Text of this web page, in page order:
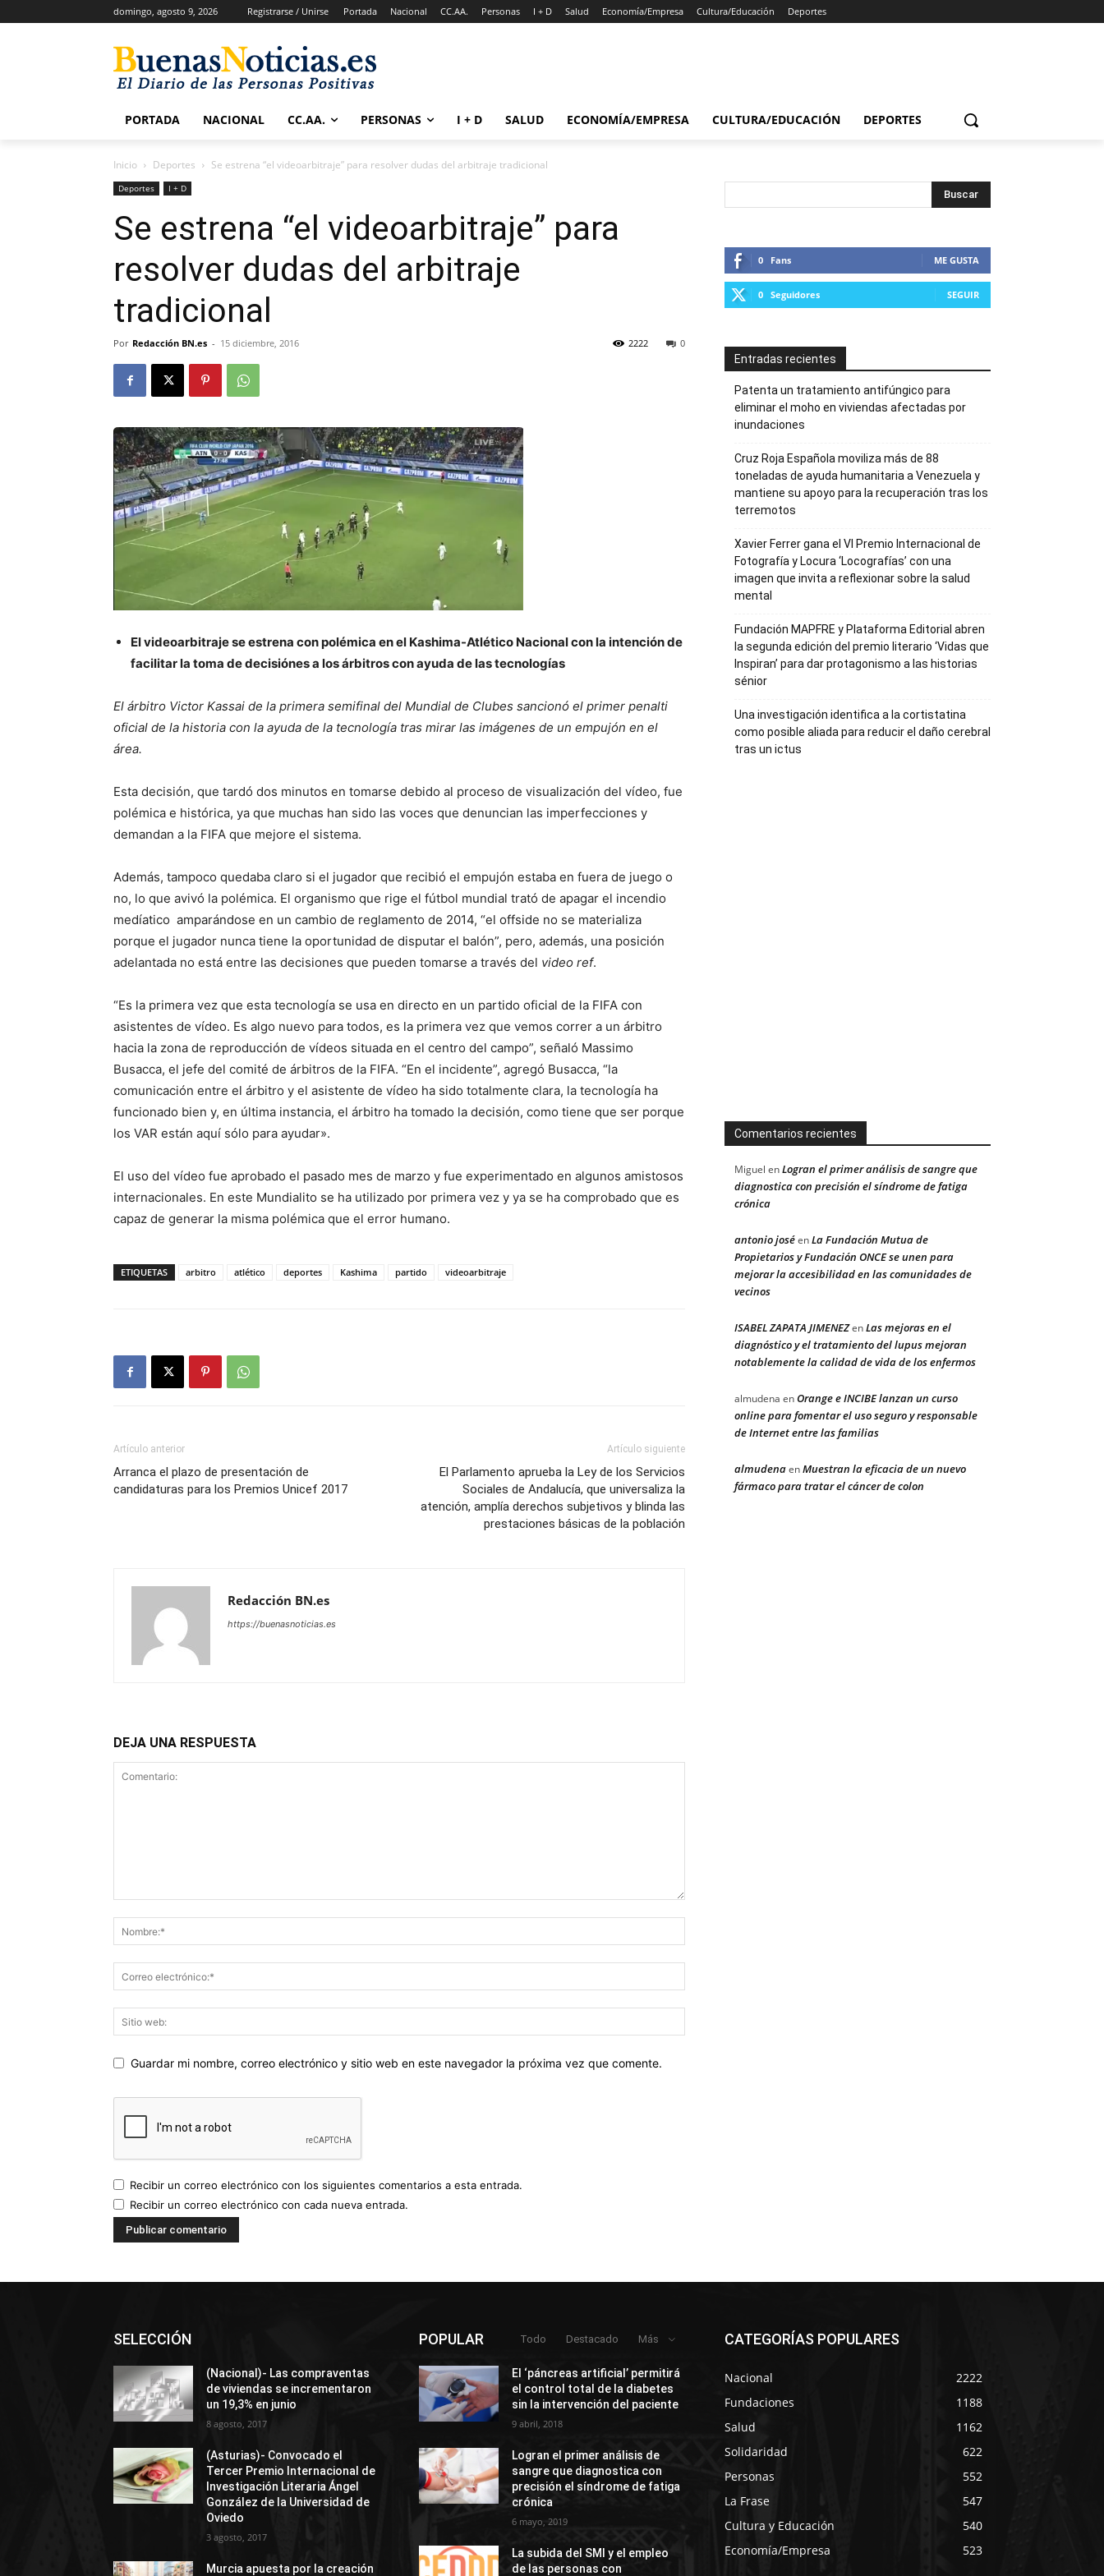
domingo, agosto 9, 2026 Registrarse / Unirse Portada Nacional CC.AA. Personas I + D Salud Economía/Empresa Cultura/Educación Deportes
PORTADA NACIONAL CC.AA. PERSONAS I + D SALUD ECONOMÍA/EMPRESA CULTURA/EDUCACIÓN DEPORTES
Inicio Deportes Se estrena “el videoarbitraje” para resolver dudas del arbitraje tradicional
Deportes I + D
Se estrena “el videoarbitraje” para
resolver dudas del arbitraje
tradicional
Por Redacción BN.es - 15 diciembre, 2016 0
2222
El videoarbitraje se estrena con polémica en el Kashima-Atlético Nacional con la intención de
facilitar la toma de decisiónes a los árbitros con ayuda de las tecnologías
El árbitro Victor Kassai de la primera semifinal del Mundial de Clubes sancionó el primer penalti
oficial de la historia con la ayuda de la tecnología tras mirar las imágenes de un empujón en el
área.
Esta decisión, que tardó dos minutos en tomarse debido al proceso de visualización del vídeo, fue
polémica e histórica, ya que muchas han sido las voces que denuncian las imperfecciones y
demandan a la FIFA que mejore el sistema.
Además, tampoco quedaba claro si el jugador que recibió el empujón estaba en fuera de juego o
no, lo que avivó la polémica. El organismo que rige el fútbol mundial trató de apagar el incendio
medíatico amparándose en un cambio de reglamento de 2014, “el offside no se materializa
porque el jugador nunca tiene la oportunidad de disputar el balón”, pero, además, una posición
adelantada no está entre las decisiones que pueden tomarse a través del video ref.
“Es la primera vez que esta tecnología se usa en directo en un partido oficial de la FIFA con
asistentes de vídeo. Es algo nuevo para todos, es la primera vez que vemos correr a un árbitro
hacia la zona de reproducción de vídeos situada en el centro del campo”, señaló Massimo
Busacca, el jefe del comité de árbitros de la FIFA. “En el incidente”, agregó Busacca, “la
comunicación entre el árbitro y el asistente de vídeo ha sido totalmente clara, la tecnología ha
funcionado bien y, en última instancia, el árbitro ha tomado la decisión, como tiene que ser porque
los VAR están aquí sólo para ayudar».
El uso del vídeo fue aprobado el pasado mes de marzo y fue experimentado en algunos amistosos
internacionales. En este Mundialito se ha utilizado por primera vez y ya se ha comprobado que es
capaz de generar la misma polémica que el error humano.
ETIQUETAS arbitro atlético deportes Kashima partido videoarbitraje
Artículo anterior
Arranca el plazo de presentación de
candidaturas para los Premios Unicef 2017
Artículo siguiente
El Parlamento aprueba la Ley de los Servicios
Sociales de Andalucía, que universaliza la
atención, amplía derechos subjetivos y blinda las
prestaciones básicas de la población
Redacción BN.es
https://buenasnoticias.es
DEJA UNA RESPUESTA
Guardar mi nombre, correo electrónico y sitio web en este navegador la próxima vez que comente.
Recibir un correo electrónico con los siguientes comentarios a esta entrada.
Recibir un correo electrónico con cada nueva entrada.
0 Fans ME GUSTA
0 Seguidores SEGUIR
Entradas recientes
Patenta un tratamiento antifúngico para
eliminar el moho en viviendas afectadas por
inundaciones
Cruz Roja Española moviliza más de 88
toneladas de ayuda humanitaria a Venezuela y
mantiene su apoyo para la recuperación tras los
terremotos
Xavier Ferrer gana el VI Premio Internacional de
Fotografía y Locura ‘Locografías’ con una
imagen que invita a reflexionar sobre la salud
mental
Fundación MAPFRE y Plataforma Editorial abren
la segunda edición del premio literario ‘Vidas que
Inspiran’ para dar protagonismo a las historias
sénior
Una investigación identifica a la cortistatina
como posible aliada para reducir el daño cerebral
tras un ictus
Comentarios recientes
Miguel enLogran el primer análisis de sangre que
diagnostica con precisión el síndrome de fatiga
crónica
antonio joséenLa Fundación Mutua de
Propietarios y Fundación ONCE se unen para
mejorar la accesibilidad en las comunidades de
vecinos
ISABEL ZAPATA JIMENEZenLas mejoras en el
diagnóstico y el tratamiento del lupus mejoran
notablemente la calidad de vida de los enfermos
almudena enOrange e INCIBE lanzan un curso
online para fomentar el uso seguro y responsable
de Internet entre las familias
almudenaenMuestran la eficacia de un nuevo
fármaco para tratar el cáncer de colon
SELECCIÓN
(Nacional)- Las compraventas
de viviendas se incrementaron
un 19,3% en junio
8 agosto, 2017
(Asturias)- Convocado el
Tercer Premio Internacional de
Investigación Literaria Ángel
González de la Universidad de
Oviedo
3 agosto, 2017
Murcia apuesta por la creación
POPULAR Todo Destacado Más
El ‘páncreas artificial’ permitirá
el control total de la diabetes
sin la intervención del paciente
9 abril, 2018
Logran el primer análisis de
sangre que diagnostica con
precisión el síndrome de fatiga
crónica
6 mayo, 2019
La subida del SMI y el empleo
de las personas con
CATEGORÍAS POPULARES
Nacional
2222
Fundaciones
1188
Salud
1162
Solidaridad
622
Personas
552
La Frase
547
Cultura y Educación
540
Economía/Empresa
523